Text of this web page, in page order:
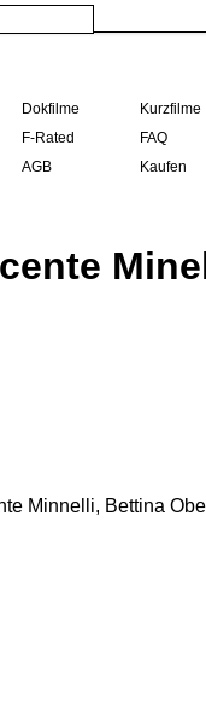
Dokfilme Kurzfilme
F-Rated FAQ
AGB Kaufen
Minnelli, Bettina